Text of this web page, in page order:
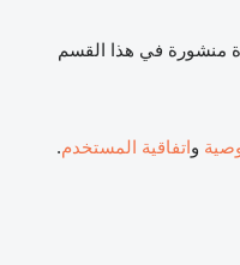
منشورة في هذا القسم
واتفاقية المستخدم.